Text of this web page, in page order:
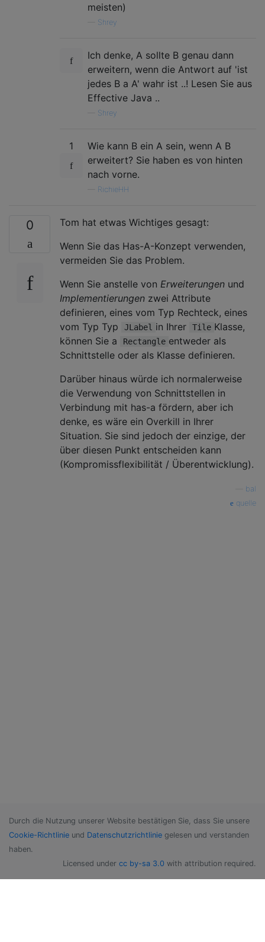
meisten)
Shrey
Ich denke, A sollte B genau dann
erweitern, wenn die Antwort auf 'ist
jedes B a A' wahr ist ..! Lesen Sie aus
Effective Java ..
Shrey
1
Wie kann B ein A sein, wenn A B
erweitert? Sie haben es von hinten
nach vorne.
RichieHH
0
Tom hat etwas Wichtiges gesagt:
Wenn Sie das Has-A-Konzept verwenden,
vermeiden Sie das Problem.
Wenn Sie anstelle von Erweiterungen und
Implementierungen zwei Attribute
definieren, eines vom Typ Rechteck, eines
vom Typ Typ
JLabel in Ihrer Tile Klasse,
können Sie a
Rectangle entweder als
Schnittstelle oder als Klasse definieren.
Darüber hinaus würde ich normalerweise
die Verwendung von Schnittstellen in
Verbindung mit has-a fördern, aber ich
denke, es wäre ein Overkill in Ihrer
Situation. Sie sind jedoch der einzige, der
über diesen Punkt entscheiden kann
(Kompromissflexibilität / Überentwicklung).
bal
quelle
Durch die Nutzung unserer Website bestätigen Sie, dass Sie unsere
Cookie-Richtlinie und Datenschutzrichtlinie gelesen und verstanden
haben.
Licensed under cc by-sa 3.0 with attribution required.